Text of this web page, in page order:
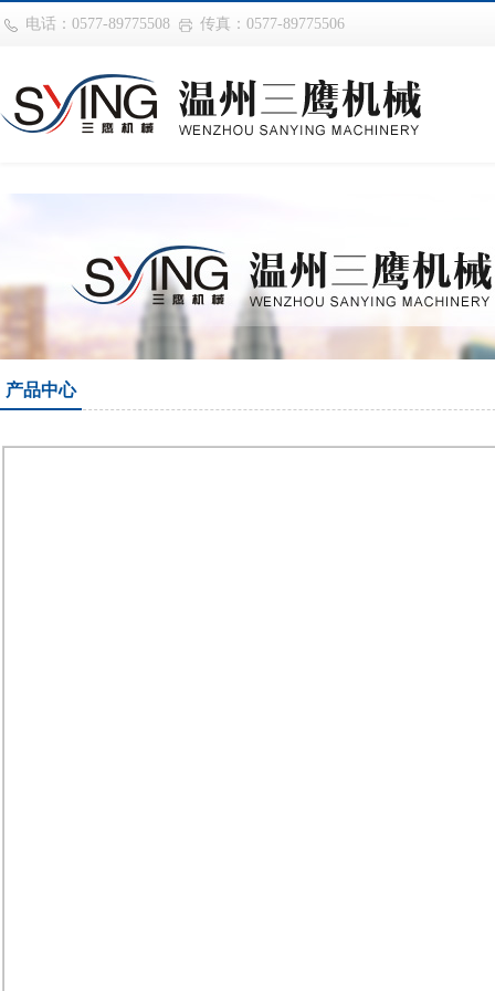
巴西vs摩洛哥
电话：0577-89775508 传真：0577-89775506
产品中心